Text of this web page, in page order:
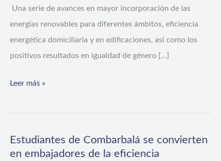
Una serie de avances en mayor incorporación de las
energías renovables para diferentes ámbitos, eficiencia
energética domiciliaria y en edificaciones, así como los
positivos resultados en igualdad de género […]
Leer más »
Estudiantes de Combarbalá se convierten
en embajadores de la eficiencia
Estudiantes
de